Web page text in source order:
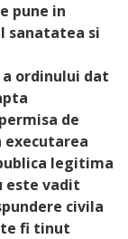
pune in
sanatatea si
ordinului dat
de
executarea
legitima
este vadit
civila
fi tinut